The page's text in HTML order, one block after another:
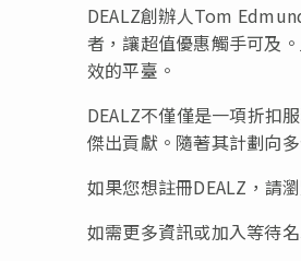
DEALZ創辦人Tom
者，讓超值優惠觸手可及
效的平臺。
DEALZ不僅僅是一項折扣
傑出貢獻。隨著其計劃向
如果您想註冊DEALZ，
如需更多資訊或加入等待